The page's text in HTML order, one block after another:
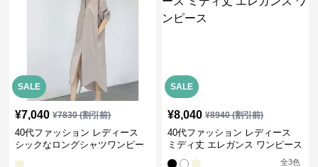
SALE
¥7,040 ¥7830(割引前)
40代ファッション レディース
シックなロングシャツワンピー
SALE
¥8,040 ¥8940(割引前)
40代ファッション レディース
ミディ丈 エレガンス ワンピース
全3色